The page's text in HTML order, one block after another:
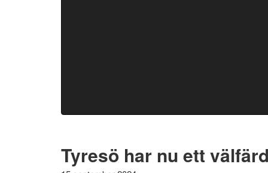
Tyresö har nu ett